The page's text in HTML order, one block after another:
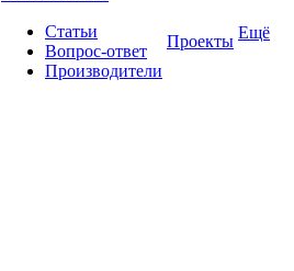
Статьи
Вопрос-ответ
Производители
Проекты Ещё